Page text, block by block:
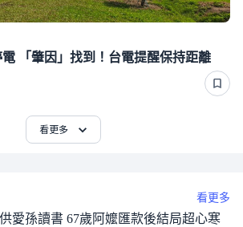
「肇因」找到！台電提醒保持距離
看更多
看更多
愛孫讀書 67歲阿嬤匯款後結局超心寒